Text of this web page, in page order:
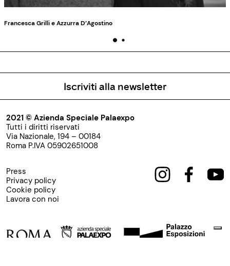
Francesca Grilli e Azzurra D’Agostino
Iscriviti alla newsletter
2021 © Azienda Speciale Palaexpo
Tutti i diritti riservati
Via Nazionale, 194 – 00184
Roma P.IVA 05902651008
Press
Privacy policy
Cookie policy
Lavora con noi